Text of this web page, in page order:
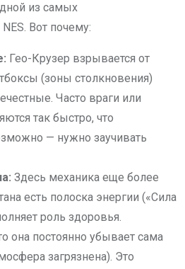
из самых
Вот почему:
Гео-Крузер взрывается от
(зоны столкновения)
Часто враги или
так быстро, что
— нужно заучивать
Здесь механика еще более
есть полоска энергии («Сила
роль здоровья.
она постоянно убывает сама
загрязнена). Это